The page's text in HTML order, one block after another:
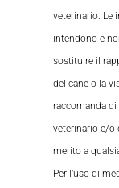
veterinario. Le
intendono e
sostituire il
del cane o la
raccomanda
veterinario e/o
merito a
Per l’uso di